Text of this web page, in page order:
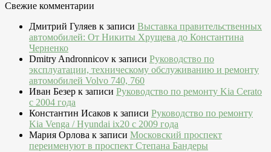
Свежие комментарии
Дмитрий Гуляев к записи Выставка правительственных
автомобилей: От Никиты Хрущева до Константина
Черненко
Dmitry Andronnicov к записи Руководство по
эксплуатации, техническому обслуживанию и ремонту
автомобилей Volvo 740, 760
Иван Безер к записи Руководство по ремонту Kia Cerato
c 2004 года
Константин Исаков к записи Руководство по ремонту
Kia Venga / Hyundai ix20 c 2009 года
Мария Орлова к записи Московский проспект
переименуют в проспект Степана Бандеры